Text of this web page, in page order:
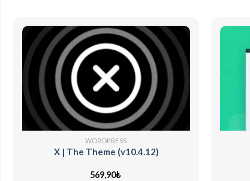
WORDPRESS
X | The Theme (v10.4.12)
569,90₺